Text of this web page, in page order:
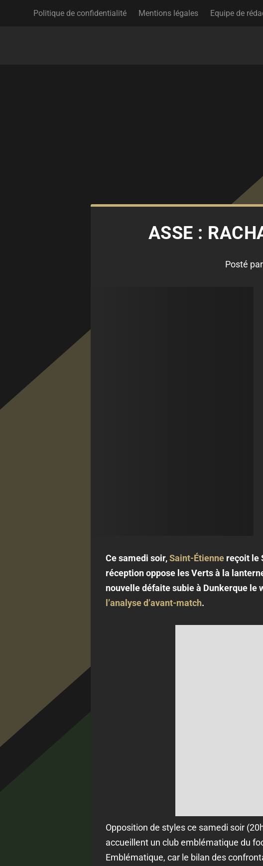
Politique de confidentialité Mentions légales Equipe de
ASSE :
Posté par
Ce samedi soir,Saint-Étiennereçoit le
réception oppose les Verts à la
nouvelle défaite subie à Dunkerque le
l’analyse d’avant-match.
Opposition de styles ce samedi soir
accueillent un club emblématique du
Emblématique, car le bilan des